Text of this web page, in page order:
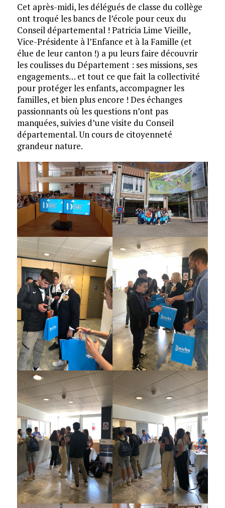
Cet après-midi, les délégués de classe du collège
ont troqué les bancs de l’école pour ceux du
Conseil départemental ! Patricia Lime Vieille,
Vice-Présidente à l’Enfance et à la Famille (et
élue de leur canton !) a pu leurs faire découvrir
les coulisses du Département : ses missions, ses
engagements… et tout ce que fait la collectivité
pour protéger les enfants, accompagner les
familles, et bien plus encore ! Des échanges
passionnants où les questions n’ont pas
manquées, suivies d’une visite du Conseil
départemental. Un cours de citoyenneté
grandeur nature.